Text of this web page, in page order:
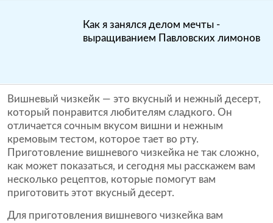
Как я занялся делом мечты -
выращиванием Павловских лимонов
Вишневый чизкейк — это вкусный и нежный десерт,
который понравится любителям сладкого. Он
отличается сочным вкусом вишни и нежным
кремовым тестом, которое тает во рту.
Приготовление вишневого чизкейка не так сложно,
как может показаться, и сегодня мы расскажем вам
несколько рецептов, которые помогут вам
приготовить этот вкусный десерт.
Для приготовления вишневого чизкейка вам